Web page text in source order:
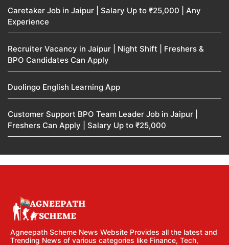
Caretaker Job in Jaipur | Salary Up to ₹25,000 | Any
Experience
Recruiter Vacancy in Jaipur | Night Shift | Freshers &
BPO Candidates Can Apply
Duolingo English Learning App
Customer Support BPO Team Leader Job in Jaipur |
Freshers Can Apply | Salary Up to ₹25,000
Agneepath Scheme News Website Provides all the latest and
Trending News of various categories like Finance, Tech,